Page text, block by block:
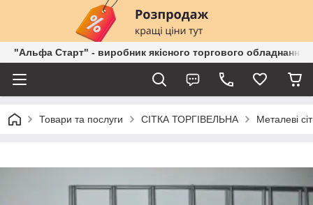
"Альфа Старт" - виробник якісного торгового обладнання
Товари та послуги СІТКА ТОРГІВЕЛЬНА Металеві